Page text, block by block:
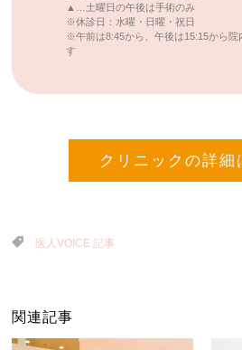
▲…土曜日の午後は手術のみ
※休診日：水曜・日曜・祝日
※午前は8:45から、午後は15:15から院
す
クリニックの詳細
医人VOICE 記事
関連記事